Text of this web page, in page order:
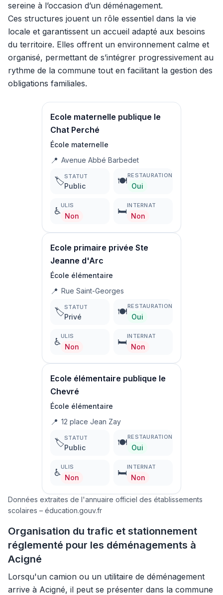
sereine à l’occasion d’un déménagement.
Ces structures jouent un rôle essentiel dans la vie
locale et garantissent un accueil adapté aux besoins
du territoire. Elles offrent un environnement calme et
organisé, permettant de s’intégrer progressivement au
rythme de la commune tout en facilitant la gestion des
obligations familiales.
Ecole maternelle publique le
Chat Perché
École maternelle
📍 Avenue Abbé Barbedet
🏷️STATUT
Public 🍽️
RESTAURATION
Oui
♿
ULIS
Non 🛏️
INTERNAT
Non
Ecole primaire privée Ste
Jeanne d'Arc
École élémentaire
📍 Rue Saint-Georges
🏷️STATUT
Privé 🍽️
RESTAURATION
Oui
♿
ULIS
Non 🛏️
INTERNAT
Non
Ecole élémentaire publique le
Chevré
École élémentaire
📍 12 place Jean Zay
🏷️STATUT
Public 🍽️
RESTAURATION
Oui
♿
ULIS
Non 🛏️
INTERNAT
Non
Données extraites de l'annuaire officiel des établissements
scolaires – éducation.gouv.fr
Organisation du trafic et stationnement
réglementé pour les déménagements à
Acigné
Lorsqu'un camion ou un utilitaire de déménagement
arrive à Acigné, il peut se présenter dans la commune